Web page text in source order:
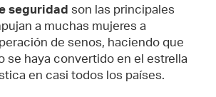
seguridad son las principales
a muchas mujeres a
de senos, haciendo que
se haya convertido en el estrella
en casi todos los países.